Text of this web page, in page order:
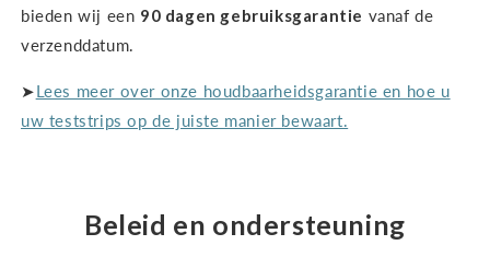
bieden wij een 90 dagen gebruiksgarantie vanaf de
verzenddatum.
➤Lees meer over onze houdbaarheidsgarantie en hoe u
uw teststrips op de juiste manier bewaart.
Beleid en ondersteuning